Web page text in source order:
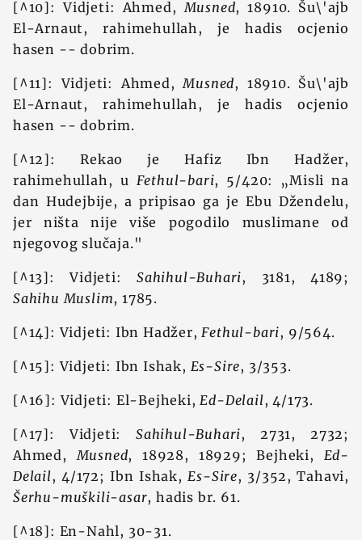
[^10]: Vidjeti: Ahmed,Musned, 18910. Šu\'ajb
El-Arnaut, rahimehullah, je hadis ocjenio
hasen -- dobrim.
[^11]: Vidjeti: Ahmed,Musned, 18910. Šu\'ajb
El-Arnaut, rahimehullah, je hadis ocjenio
hasen -- dobrim.
[^12]: Rekao je Hafiz Ibn Hadžer,
rahimehullah, u Fethul-bari, 5/420: „Misli na
dan Hudejbije, a pripisao ga je Ebu Džendelu,
jer ništa nije više pogodilo muslimane od
njegovog slučaja."
[^13]: Vidjeti:Sahihul-Buhari, 3181, 4189;
Sahihu Muslim, 1785.
[^14]: Vidjeti: Ibn Hadžer,Fethul-bari, 9/564.
[^15]: Vidjeti: Ibn Ishak, Es-Sire, 3/353.
[^16]: Vidjeti: El-Bejheki,Ed-Delail, 4/173.
[^17]: Vidjeti:Sahihul-Buhari, 2731, 2732;
Ahmed,Musned, 18928, 18929; Bejheki, Ed-
Delail, 4/172; Ibn Ishak,Es-Sire, 3/352, Tahavi,
Šerhu-muškili-asar, hadis br. 61.
[^18]: En-Nahl, 30-31.